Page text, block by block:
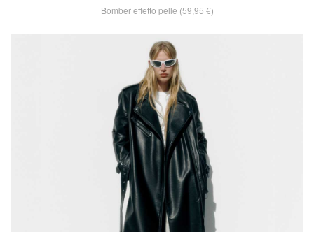
Bomber effetto pelle (59,95 €)